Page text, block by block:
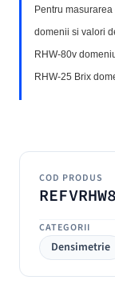
COD PRODUS
CATEGORII
Densimetrie
Pentru
domenii si valori
RHW-80v
RHW-25 Brix